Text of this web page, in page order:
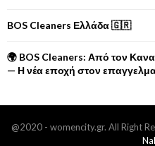
BOS Cleaners Ελλάδα 🇬🇷
🌍 BOS Cleaners: Από τον
— Η νέα εποχή στον
@2020 - womencity.gr. All Right